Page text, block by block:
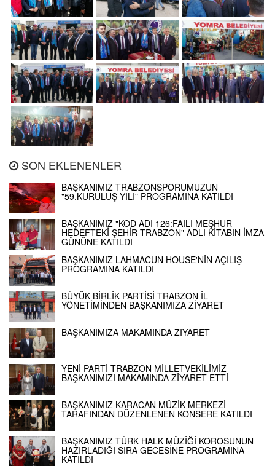
SON EKLENENLER
BAŞKANIMIZ TRABZONSPORUMUZUN
"59.KURULUŞ YILI" PROGRAMINA KATILDI
BAŞKANIMIZ "KOD ADI 126:FAİLİ MEŞHUR
HEDEFTEKİ ŞEHİR TRABZON" ADLI KİTABIN İMZA
GÜNÜNE KATILDI
BAŞKANIMIZ LAHMACUN HOUSE'NİN AÇILIŞ
PROGRAMINA KATILDI
BÜYÜK BİRLİK PARTİSİ TRABZON İL
YÖNETİMİNDEN BAŞKANIMIZA ZİYARET
BAŞKANIMIZA MAKAMINDA ZİYARET
YENİ PARTİ TRABZON MİLLETVEKİLİMİZ
BAŞKANIMIZI MAKAMINDA ZİYARET ETTİ
BAŞKANIMIZ KARACAN MÜZİK MERKEZİ
TARAFINDAN DÜZENLENEN KONSERE KATILDI
BAŞKANIMIZ TÜRK HALK MÜZİĞİ KOROSUNUN
HAZIRLADIĞI SIRA GECESİNE PROGRAMINA
KATILDI